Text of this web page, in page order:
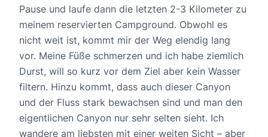
Pause und laufe dann die letzten 2-3 Kilometer zu
meinem reservierten Campground. Obwohl es
nicht weit ist, kommt mir der Weg elendig lang
vor. Meine Füße schmerzen und ich habe ziemlich
Durst, will so kurz vor dem Ziel aber kein Wasser
filtern. Hinzu kommt, dass auch dieser Canyon
und der Fluss stark bewachsen sind und man den
eigentlichen Canyon nur sehr selten sieht. Ich
wandere am liebsten mit einer weiten Sicht – aber